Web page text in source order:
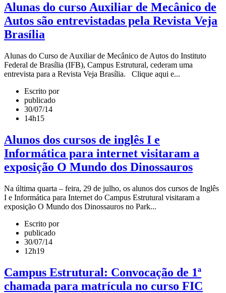
Alunas do curso Auxiliar de Mecânico de
Autos são entrevistadas pela Revista Veja
Brasília
Alunas do Curso de Auxiliar de Mecânico de Autos do Instituto
Federal de Brasília (IFB), Campus Estrutural, cederam uma
entrevista para a Revista Veja Brasília. Clique aqui e...
Escrito por
publicado
30/07/14
14h15
Alunos dos cursos de inglês I e
Informática para internet visitaram a
exposição O Mundo dos Dinossauros
Na última quarta – feira, 29 de julho, os alunos dos cursos de Inglês
I e Informática para Internet do Campus Estrutural visitaram a
exposição O Mundo dos Dinossauros no Park...
Escrito por
publicado
30/07/14
12h19
Campus Estrutural: Convocação de 1ª
chamada para matrícula no curso FIC